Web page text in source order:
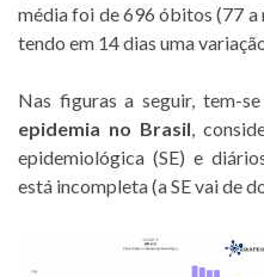
média foi de 696 óbitos (77 a
tendo em 14 dias uma
Nas figuras a seguir, tem-se
epidemia no Brasil ,
epidemiológica (SE) e
está incompleta (a SE vai de